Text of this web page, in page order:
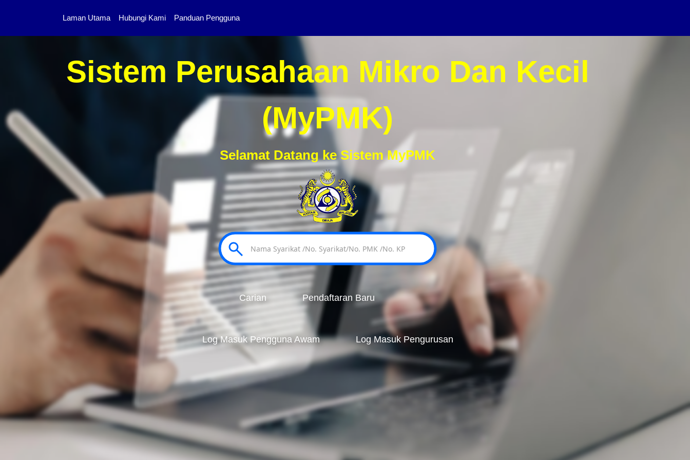
Laman Utama Hubungi Kami Panduan Pengguna
Sistem Perusahaan Mikro Dan Kecil
(MyPMK)
Selamat Datang ke Sistem MyPMK
Carian Pendaftaran Baru
Log Masuk Pengguna Awam Log Masuk Pengurusan